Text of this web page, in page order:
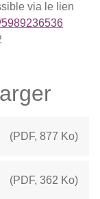
via le lien
(PDF, 877 Ko)
(PDF, 362 Ko)